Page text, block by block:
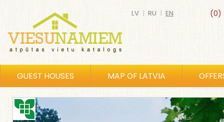
(0)
LV | RU | EN
GUEST HOUSES MAP OF LATVIA